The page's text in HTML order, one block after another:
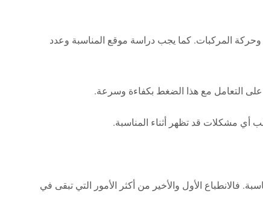
وحركة المركبات. كما يجب دراسة موقع المناسبة وعدد
التعامل مع هذا الضغط بكفاءة وسرعة.
أي مشكلات قد تظهر أثناء المناسبة.
فالانطباع الأول والأخير من أكثر الأمور التي تبقى في